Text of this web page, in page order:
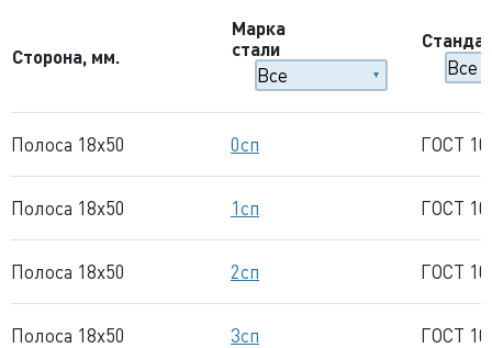
Сторона, мм.
Марка
стали
Полоса 18x50 0сп ГОСТ
Полоса 18x50 1сп ГОСТ
Полоса 18x50 2сп ГОСТ
Полоса 18x50 3сп ГОСТ